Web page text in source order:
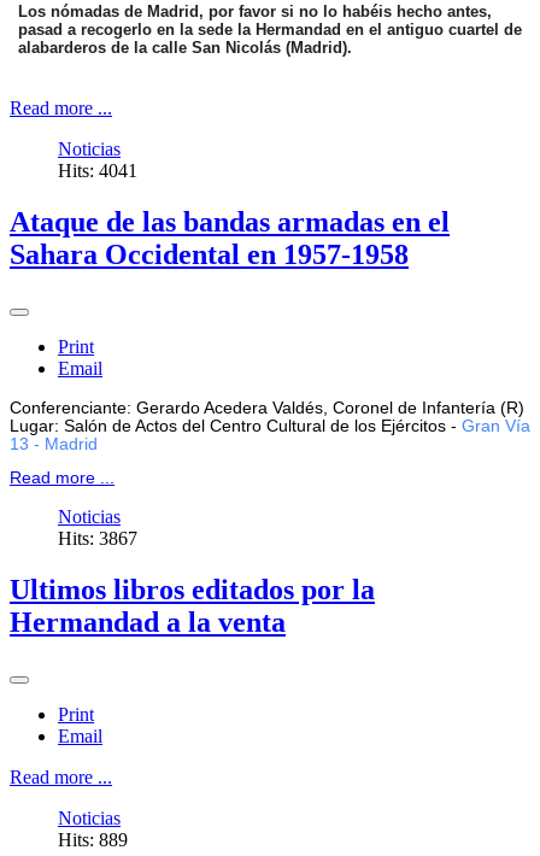
Los nómadas de Madrid, por favor si no lo habéis hecho antes,
pasad a recogerlo en la sede la Hermandad en el antiguo cuartel de
alabarderos de la calle San Nicolás (Madrid).
Read more ...
Noticias
Hits: 4041
Ataque de las bandas armadas en el
Sahara Occidental en 1957-1958
Print
Email
Conferenciante: Gerardo Acedera Valdés, Coronel de Infantería (R)
Lugar: Salón de Actos del Centro Cultural de los Ejércitos - Gran Vía
13 - Madrid
Read more ...
Noticias
Hits: 3867
Ultimos libros editados por la
Hermandad a la venta
Print
Email
Read more ...
Noticias
Hits: 889